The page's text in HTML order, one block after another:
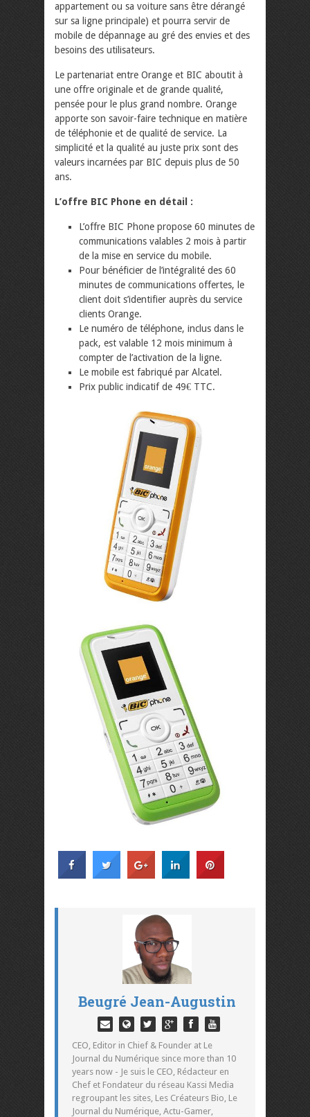
appartement ou sa voiture sans être dérangé
sur sa ligne principale) et pourra servir de
mobile de dépannage au gré des envies et des
besoins des utilisateurs.
Le partenariat entre Orange et BIC aboutit à
une offre originale et de grande qualité,
pensée pour le plus grand nombre. Orange
apporte son savoir-faire technique en matière
de téléphonie et de qualité de service. La
simplicité et la qualité au juste prix sont des
valeurs incarnées par BIC depuis plus de 50
ans.
L’offre BIC Phone en détail :
L’offre BIC Phone propose 60 minutes de
communications valables 2 mois à partir
de la mise en service du mobile.
Pour bénéficier de l’intégralité des 60
minutes de communications offertes, le
client doit s’identifier auprès du service
clients Orange.
Le numéro de téléphone, inclus dans le
pack, est valable 12 mois minimum à
compter de l’activation de la ligne.
Le mobile est fabriqué par Alcatel.
Prix public indicatif de 49€ TTC.
Beugré Jean-Augustin
CEO, Editor in Chief & Founder at Le
Journal du Numérique since more than 10
years now - Je suis le CEO, Rédacteur en
Chef et Fondateur du réseau Kassi Media
regroupant les sites, Les Créateurs Bio, Le
Journal du Numérique, Actu-Gamer,